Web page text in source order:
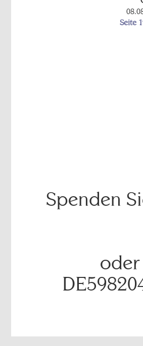
Seite
Spenden